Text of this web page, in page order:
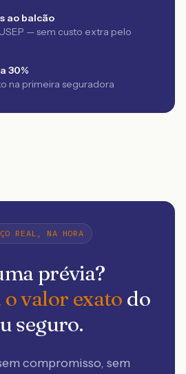
ao balcão
— sem custo extra pelo
30%
na primeira seguradora
REAL, NA HORA
prévia?
valor exato do
seguro.
compromisso, sem